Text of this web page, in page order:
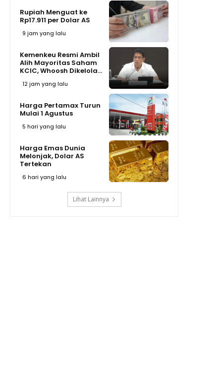
Rupiah Menguat ke
Rp17.911 per Dolar AS
9 jam yang lalu
Kemenkeu Resmi Ambil
Alih Mayoritas Saham
KCIC, Whoosh Dikelola...
12 jam yang lalu
Harga Pertamax Turun
Mulai 1 Agustus
5 hari yang lalu
Harga Emas Dunia
Melonjak, Dolar AS
Tertekan
6 hari yang lalu
Lihat Lainnya